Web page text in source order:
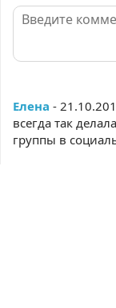
Елена -
всегда так
группы в